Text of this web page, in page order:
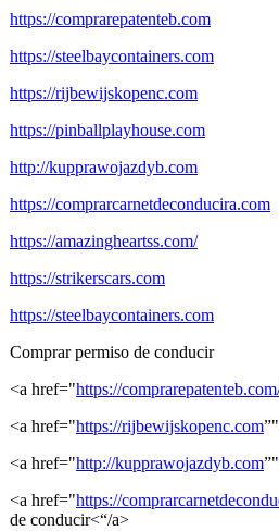
https://comprarepatenteb.com
https://steelbaycontainers.com
https://rijbewijskopenc.com
https://pinballplayhouse.com
http://kupprawojazdyb.com
https://comprarcarnetdeconducira.com
https://amazingheartss.com/
https://strikerscars.com
https://steelbaycontainers.com
Comprar permiso de conducir
<a href="https://
<a href="https://rijbewijskopenc.com
<a href="http://kupprawojazdyb.com
<a href="https://
de conducir<“/a>